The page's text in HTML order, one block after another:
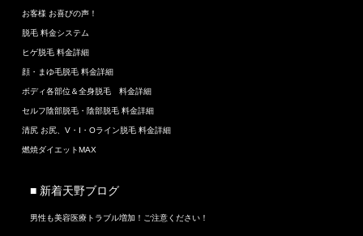
お客様 お喜びの声！
脱毛 料金システム
ヒゲ脱毛 料金詳細
顔・まゆ毛脱毛 料金詳細
ボディ各部位＆全身脱毛 料金詳細
セルフ陰部脱毛・陰部脱毛 料金詳細
清尻 お尻、V・I・Oライン脱毛 料金詳細
燃焼ダイエットMAX
■ 新着天野ブログ
男性も美容医療トラブル増加！ご注意ください！